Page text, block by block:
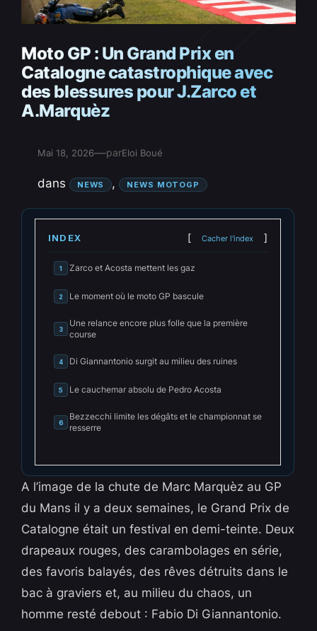
Moto GP : Un Grand Prix en
Catalogne catastrophique avec
des blessures pour J.Zarco et
A.Marquèz
Mai 18, 2026—parEloi Boué
dans NEWS , NEWS MOTOGP
INDEX Cacher l'index
1 Zarco et Acosta mettent les gaz
2 Le moment où le moto GP bascule
3
Une relance encore plus folle que la première
course
4 Di Giannantonio surgit au milieu des ruines
5 Le cauchemar absolu de Pedro Acosta
6
Bezzecchi limite les dégâts et le championnat se
resserre
A l’image de la chute de Marc Marquèz au GP
du Mans il y a deux semaines, le Grand Prix de
Catalogne était un festival en demi-teinte. Deux
drapeaux rouges, des carambolages en série,
des favoris balayés, des rêves détruits dans le
bac à graviers et, au milieu du chaos, un
homme resté debout : Fabio Di Giannantonio.